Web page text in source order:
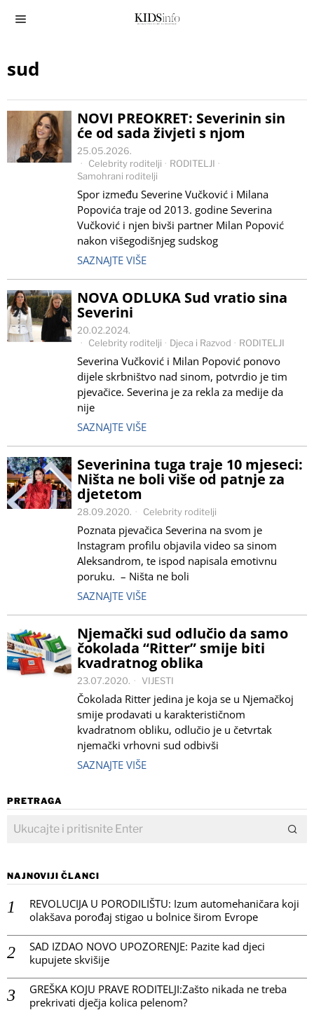
sud
NOVI PREOKRET: Severinin sin
će od sada živjeti s njom
25.05.2026.
Celebrity roditelji · RODITELJI ·
Samohrani roditelji
Spor između Severine Vučković i Milana
Popovića traje od 2013. godine Severina
Vučković i njen bivši partner Milan Popović
nakon višegodišnjeg sudskog
SAZNAJTE VIŠE
NOVA ODLUKA Sud vratio sina
Severini
20.02.2024.
Celebrity roditelji · Djeca i Razvod · RODITELJI
Severina Vučković i Milan Popović ponovo
dijele skrbništvo nad sinom, potvrdio je tim
pjevačice. Severina je za rekla za medije da
nije
SAZNAJTE VIŠE
Severinina tuga traje 10 mjeseci:
Ništa ne boli više od patnje za
djetetom
28.09.2020. Celebrity roditelji
Poznata pjevačica Severina na svom je
Instagram profilu objavila video sa sinom
Aleksandrom, te ispod napisala emotivnu
poruku. – Ništa ne boli
SAZNAJTE VIŠE
Njemački sud odlučio da samo
čokolada “Ritter” smije biti
kvadratnog oblika
23.07.2020. VIJESTI
Čokolada Ritter jedina je koja se u Njemačkoj
smije prodavati u karakterističnom
kvadratnom obliku, odlučio je u četvrtak
njemački vrhovni sud odbivši
SAZNAJTE VIŠE
PRETRAGA
NAJNOVIJI ČLANCI
REVOLUCIJA U PORODILIŠTU: Izum automehaničara koji
olakšava porođaj stigao u bolnice širom Evrope
SAD IZDAO NOVO UPOZORENJE: Pazite kad djeci
kupujete skvišije
GREŠKA KOJU PRAVE RODITELJI:Zašto nikada ne treba
prekrivati dječja kolica pelenom?